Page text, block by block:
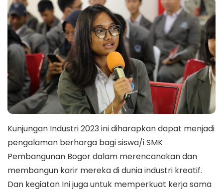
Kunjungan Industri 2023 ini diharapkan dapat menjadi
pengalaman berharga bagi siswa/i SMK
Pembangunan Bogor dalam merencanakan dan
membangun karir mereka di dunia industri kreatif.
Dan kegiatan Ini juga untuk memperkuat kerja sama